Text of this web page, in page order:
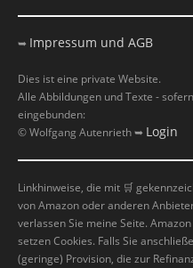
➥ Impressum und AGB
Dies ist eine private Website.
Alle Abbildungen und Texte -
eingebunden:
© Wolfgang Autenrieth ➥ Login
Linkhinweise, die mit 🛒
von Amazon oder anderen
verlassen Sie meine Seite.
setzen Cookies. Falls Sie
(geringe) Provision, die zur